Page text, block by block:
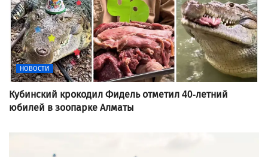
НОВОСТИ
Кубинский крокодил Фидель отметил 40-летний
юбилей в зоопарке Алматы